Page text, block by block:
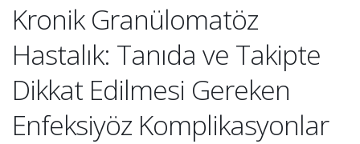
Kronik Granülomatöz
Hastalık: Tanıda ve Takipte
Dikkat Edilmesi Gereken
Enfeksiyöz Komplikasyonlar